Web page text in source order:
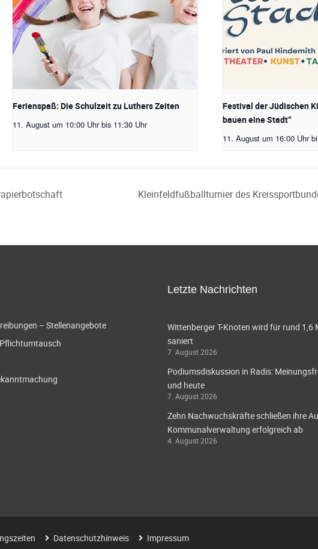
Ferienspaß: Die Schulzeit zu Luthers Zeiten
11. August um 10:00 Uhr bis 11:30 Uhr
Festival der Jüdischen
bauen eine Stadt“
11. August um 16:00 Uhr
Kleinfeldfußballturnier des
– Stellenangebote
Letzte Nachrichten
Wittenberger T-Knoten wird für rund 1,6
saniert
7. August 2026
Podiumsdiskussion in Radis:
und heute
7. August 2026
Zehn Nachwuchskräfte schließen ihre
Kommunalverwaltung erfolgreich ab
4. August 2026
Datenschutzhinweis Impressum